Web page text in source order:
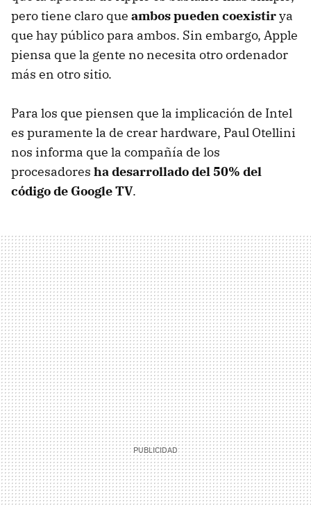
pero tiene claro que ambos pueden coexistirya
que hay público para ambos. Sin embargo, Apple
piensa que la gente no necesita otro ordenador
más en otro sitio.
Para los que piensen que la implicación de Intel
es puramente la de crear hardware, Paul Otellini
nos informa que la compañía de los
procesadores ha desarrollado del 50% del
código de Google TV.